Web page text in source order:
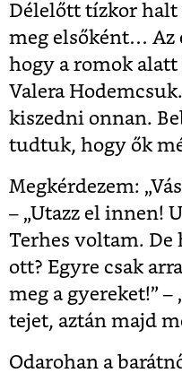
Délelőtt tízkor halt
meg elsőként…
hogy a romok
Valera
kiszedni onnan.
tudtuk, hogy ők
Megkérdezem:
– „Utazz el innen!
Terhes voltam.
ott? Egyre csak
meg a gyereket!” –
tejet, aztán majd
Odarohan a